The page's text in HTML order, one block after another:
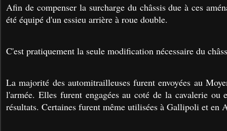
Afin de compenser la surcharge du châssis due à ces
été équipé d'un essieu arrière à roue double.
C'est pratiquement la seule modification nécessaire du
La majorité des automitrailleuses furent envoyées au
l'armée. Elles furent engagées au coté de la cavalerie ou
résultats. Certaines furent même utilisées à Gallipoli et en